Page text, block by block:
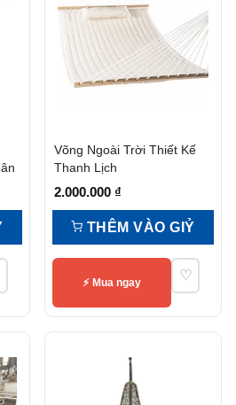
Võng Ngoài Trời Thiết Kế
Thanh Lịch
2.000.000 ₫
THÊM VÀO GIỶ
⚡ Mua ngay ♡